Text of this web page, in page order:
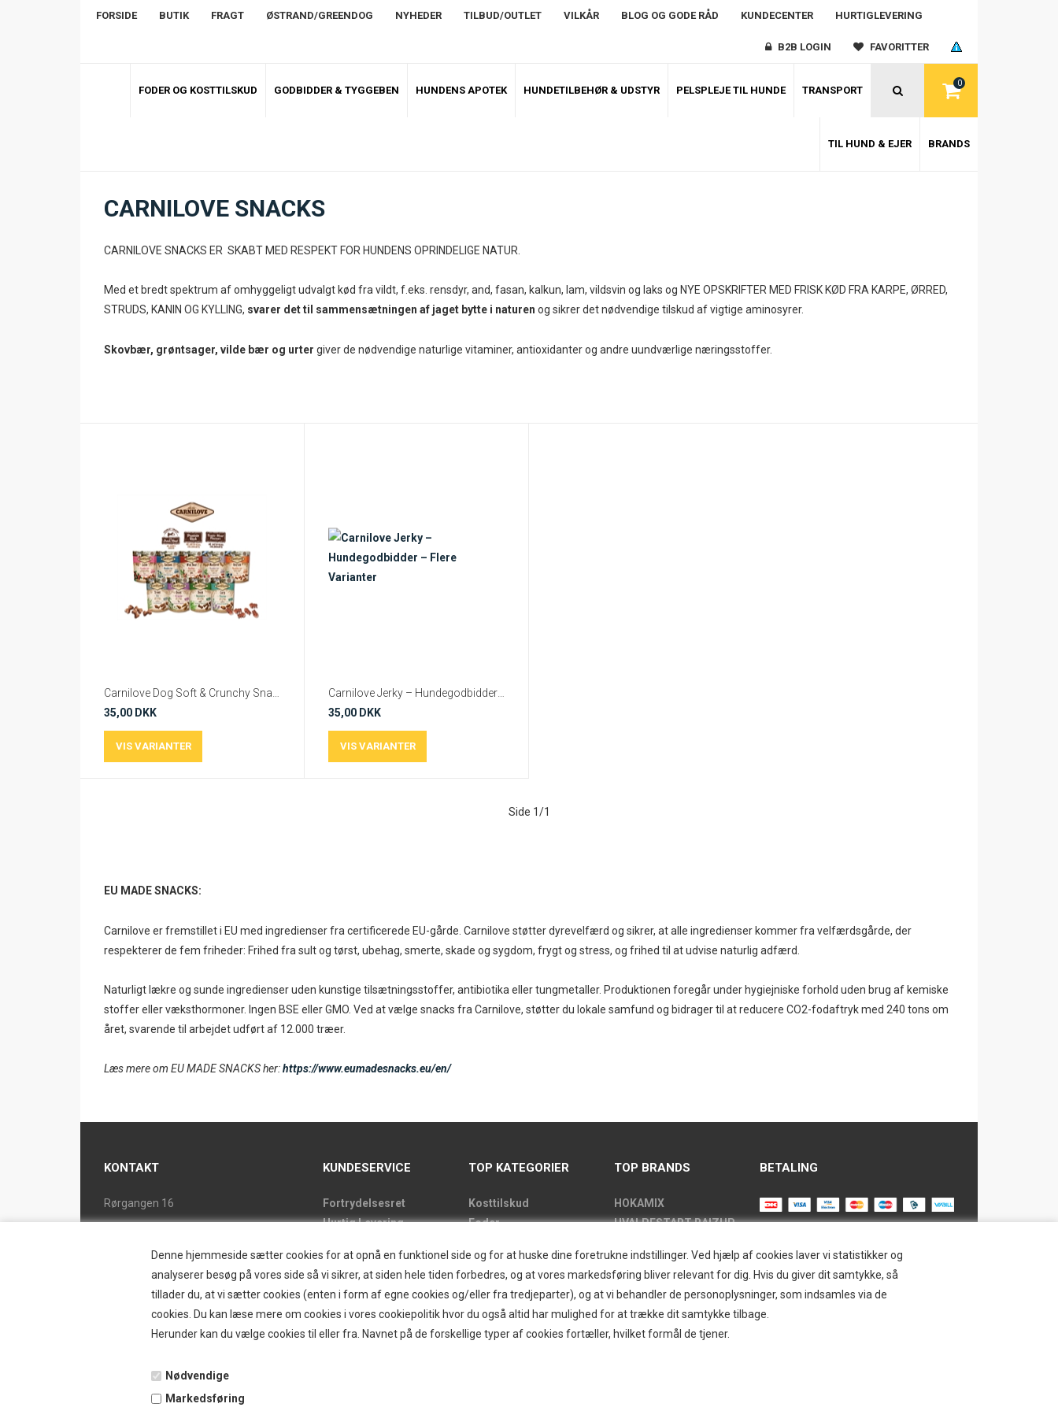
Denne hjemmeside sætter cookies for at opnå en funktionel side og for at huske dine foretrukne indstillinger. Ved hjælp af cookies laver vi statistikker og
analyserer besøg på vores side så vi sikrer, at siden hele tiden forbedres, og at vores markedsføring bliver relevant for dig. Hvis du giver dit samtykke, så
tillader du, at vi sætter cookies (enten i form af egne cookies og/eller fra tredjeparter), og at vi behandler de personoplysninger, som indsamles via de
cookies. Du kan læse mere om cookies i vores cookiepolitik hvor du også altid har mulighed for at trække dit samtykke tilbage.
Herunder kan du vælge cookies til eller fra. Navnet på de forskellige typer af cookies fortæller, hvilket formål de tjener.
Nødvendige
Markedsføring
FORSIDE BUTIK FRAGT ØSTRAND/GREENDOG NYHEDER TILBUD/OUTLET VILKÅR BLOG OG GODE RÅD KUNDECENTER HURTIGLEVERING
B2B LOGIN FAVORITTER
0
FODER OG KOSTTILSKUD GODBIDDER & TYGGEBEN HUNDENS APOTEK HUNDETILBEHØR & UDSTYR PELSPLEJE TIL HUNDE TRANSPORT
TIL HUND & EJER BRANDS
CARNILOVE SNACKS
CARNILOVE SNACKS ER SKABT MED RESPEKT FOR HUNDENS OPRINDELIGE NATUR.
Med et bredt spektrum af omhyggeligt udvalgt kød fra vildt, f.eks. rensdyr, and, fasan, kalkun, lam, vildsvin og laks og NYE OPSKRIFTER MED FRISK KØD FRA KARPE, ØRRED,
STRUDS, KANIN OG KYLLING, svarer det til sammensætningen af jaget bytte i naturen og sikrer det nødvendige tilskud af vigtige aminosyrer.
Skovbær, grøntsager, vilde bær og urter giver de nødvendige naturlige vitaminer, antioxidanter og andre uundværlige næringsstoffer.
35,00 DKK
35,00 DKK
Side 1/1
EU MADE SNACKS:
Carnilove er fremstillet i EU med ingredienser fra certificerede EU-gårde. Carnilove støtter dyrevelfærd og sikrer, at alle ingredienser kommer fra velfærdsgårde, der
respekterer de fem friheder: Frihed fra sult og tørst, ubehag, smerte, skade og sygdom, frygt og stress, og frihed til at udvise naturlig adfærd.
Naturligt lækre og sunde ingredienser uden kunstige tilsætningsstoffer, antibiotika eller tungmetaller. Produktionen foregår under hygiejniske forhold uden brug af kemiske
stoffer eller væksthormoner. Ingen BSE eller GMO. Ved at vælge snacks fra Carnilove, støtter du lokale samfund og bidrager til at reducere CO2-fodaftryk med 240 tons om
året, svarende til arbejdet udført af 12.000 træer.
Læs mere om EU MADE SNACKS her:https://www.eumadesnacks.eu/en/
KONTAKT
Rørgangen 16
Tlf. 46 15 38 39
ostrand@ostrand.dk
CVR: DK 77948228 drives af
SKYESCOT TRADING V/DORTE HOLM
MARTINA
KUNDESERVICE
Fortrydelsesret
Hurtig Levering
Butikkens åbningstider
Returlabel
Kontakt
Østrand/Greendog
Nyheder
TOP KATEGORIER
Kosttilskud
Foder
Udstyr
Pelspleje
Pleje
Hjemmet & Bilen
Brands
TOP BRANDS
HOKAMIX
HVALPESTART RAIZUP
GRAU
STARMARK
VARIOCAGE-MIMSAFE
BETALING
Tilmeld dig vores nyhedsbrev og
modtag eksklusive tilbud og nyheder i
shoppen. Du kan til en hver tid afmelde